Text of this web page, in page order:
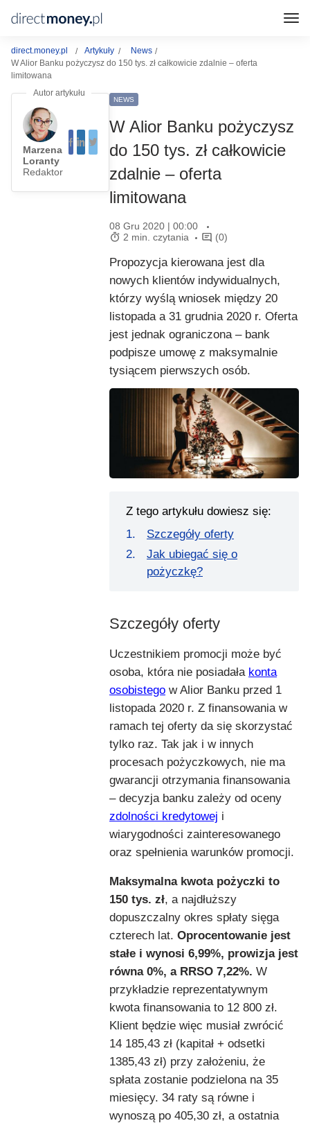
direct.money.pl Artykuły
News
W Alior Banku pożyczysz do 150 tys. zł całkowicie zdalnie – oferta
limitowana
Marzena
Loranty
Redaktor
NEWS
W Alior Banku pożyczysz
do 150 tys. zł całkowicie
zdalnie – oferta
limitowana
08 Gru 2020 | 00:00
2 min. czytania
(0)
Propozycja kierowana jest dla
nowych klientów indywidualnych,
którzy wyślą wniosek między 20
listopada a 31 grudnia 2020 r. Oferta
jest jednak ograniczona – bank
podpisze umowę z maksymalnie
tysiącem pierwszych osób.
Z tego artykułu dowiesz się:
Szczegóły oferty
Jak ubiegać się o
pożyczkę?
Szczegóły oferty
Uczestnikiem promocji może być
osoba, która nie posiadała konta
osobistego w Alior Banku przed 1
listopada 2020 r. Z finansowania w
ramach tej oferty da się skorzystać
tylko raz. Tak jak i w innych
procesach pożyczkowych, nie ma
gwarancji otrzymania finansowania
– decyzja banku zależy od oceny
zdolności kredytowej i
wiarygodności zainteresowanego
oraz spełnienia warunków promocji.
Maksymalna kwota pożyczki to
150 tys. zł, a najdłuższy
dopuszczalny okres spłaty sięga
czterech lat. Oprocentowanie jest
stałe i wynosi 6,99%, prowizja jest
równa 0%, a RRSO 7,22%. W
przykładzie reprezentatywnym
kwota finansowania to 12 800 zł.
Klient będzie więc musiał zwrócić
14 185,43 zł (kapitał + odsetki
1385,43 zł) przy założeniu, że
spłata zostanie podzielona na 35
miesięcy. 34 raty są równe i
wynoszą po 405,30 zł, a ostatnia